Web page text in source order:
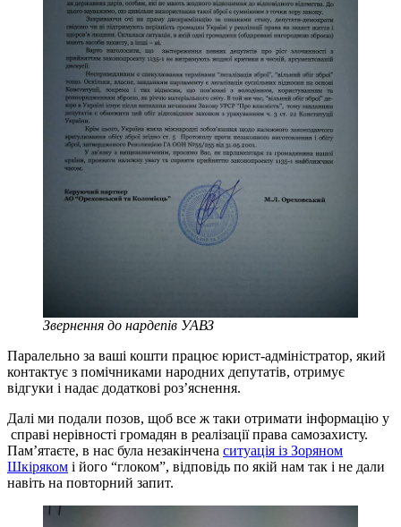
Звернення до нардепів УАВЗ
Паралельно за ваші кошти працює юрист-адміністратор, який
контактує з помічниками народних депутатів, отримує
відгуки і надає додаткові роз’яснення.
Далі ми подали позов, щоб все ж таки отримати інформацію у
справі нерівності громадян в реалізації права самозахисту.
Пам’ятаєте, в нас була незакінчена ситуація із Зоряном
Шкіряком і його “глоком”, відповідь по якій нам так і не дали
навіть на повторний запит.